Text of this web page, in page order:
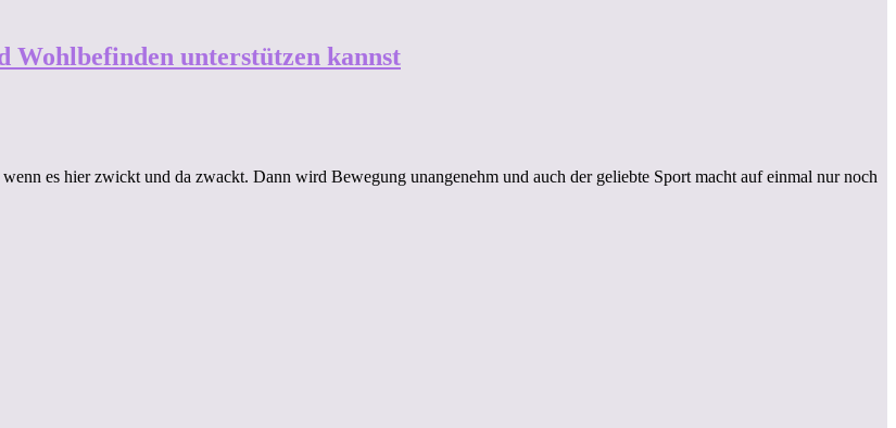
Wohlbefinden unterstützen kannst
es hier zwickt und da zwackt. Dann wird Bewegung unangenehm und auch der geliebte Sport macht auf einmal nur noch